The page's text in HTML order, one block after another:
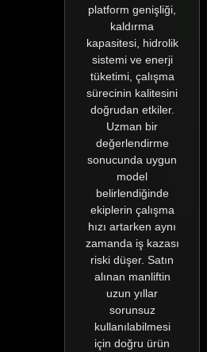
platform genişliği,
kaldırma
kapasitesi, hidrolik
sistemi ve enerji
tüketimi, çalışma
sürecinin kalitesini
doğrudan etkiler.
Uzman bir
değerlendirme
sonucunda uygun
model
belirlendiğinde
ekiplerin çalışma
hızı artarken aynı
zamanda iş kazası
riski düşer. Satın
alınan manliftin
uzun yıllar
sorunsuz
kullanılabilmesi
için doğru ürün